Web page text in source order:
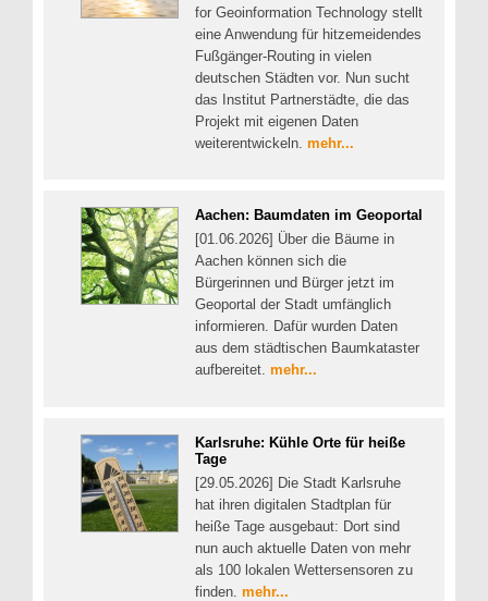
for Geoinformation Technology stellt
eine Anwendung für hitzemeidendes
Fußgänger-Routing in vielen
deutschen Städten vor. Nun sucht
das Institut Partnerstädte, die das
Projekt mit eigenen Daten
weiterentwickeln. mehr...
Aachen: Baumdaten im Geoportal
[01.06.2026] Über die Bäume in
Aachen können sich die
Bürgerinnen und Bürger jetzt im
Geoportal der Stadt umfänglich
informieren. Dafür wurden Daten
aus dem städtischen Baumkataster
aufbereitet. mehr...
Karlsruhe: Kühle Orte für heiße
Tage
[29.05.2026] Die Stadt Karlsruhe
hat ihren digitalen Stadtplan für
heiße Tage ausgebaut: Dort sind
nun auch aktuelle Daten von mehr
als 100 lokalen Wettersensoren zu
finden. mehr...